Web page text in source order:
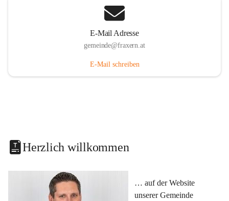
E-Mail Adresse
gemeinde@fraxern.at
E-Mail schreiben
Herzlich willkommen
… auf der Website
unserer Gemeinde